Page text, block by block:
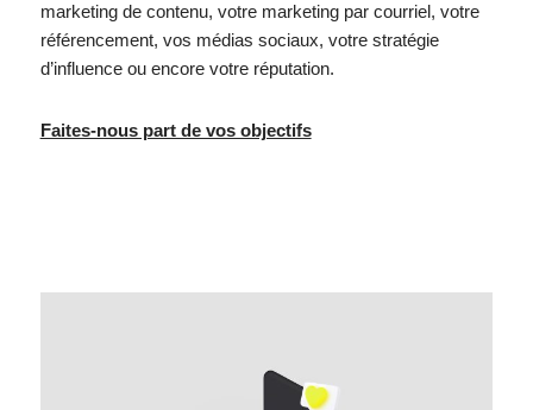
marketing de contenu, votre marketing par courriel, votre
référencement, vos médias sociaux, votre stratégie
d’influence ou encore votre réputation.
Faites-nous part de vos objectifs